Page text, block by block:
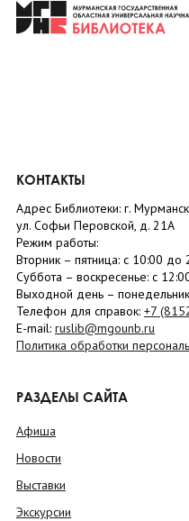
КОНТАКТЫ
Адрес Библиотеки: г.
ул. Софьи Перовской, д. 21А
Режим работы:
Вторник – пятница: с 10:00 до
Суббота – воскресенье: c
Выходной день – понедельник
Телефон для справок: +7
E-mail: ruslib@mgounb.ru
Политика обработки
РАЗДЕЛЫ САЙТА
Афиша
Новости
Выставки
Экскурсии